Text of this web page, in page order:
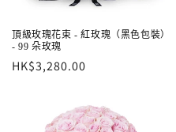
頂級玫瑰花束 - 紅玫瑰（黑色包裝）
- 99 朵玫瑰
定
HK$3,280.00